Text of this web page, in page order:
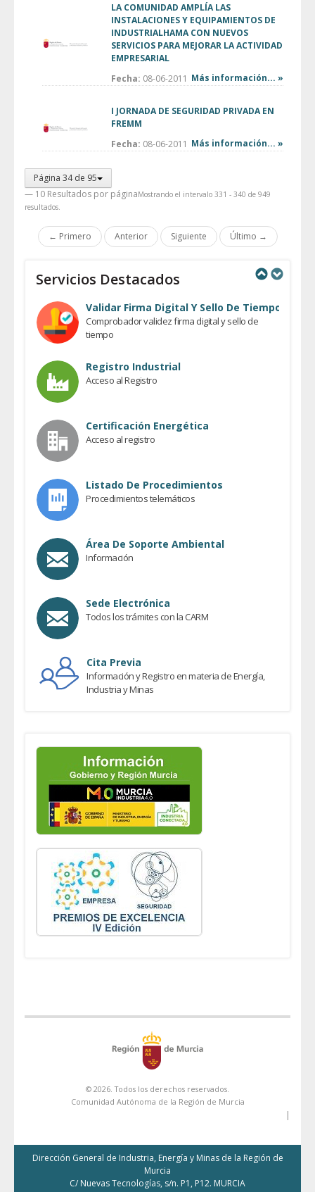
LA COMUNIDAD AMPLÍA LAS
INSTALACIONES Y EQUIPAMIENTOS DE
INDUSTRIALHAMA CON NUEVOS
SERVICIOS PARA MEJORAR LA ACTIVIDAD
EMPRESARIAL
Fecha: 08-06-2011 Más información... »
I JORNADA DE SEGURIDAD PRIVADA EN
FREMM
Fecha: 08-06-2011 Más información... »
Página 34 de 95
— 10 Resultados por páginaMostrando el intervalo 331 - 340 de 949
resultados.
← Primero Anterior Siguiente Último →
Servicios Destacados
Validar Firma Digital Y Sello De Tiempo
Comprobador validez firma digital y sello de
tiempo
Registro Industrial
Acceso al Registro
Certificación Energética
Acceso al registro
Listado De Procedimientos
Procedimientos telemáticos
Área De Soporte Ambiental
Información
Sede Electrónica
Todos los trámites con la CARM
Cita Previa
Información y Registro en materia de Energía,
Industria y Minas
Previous
© 2026. Todos los derechos reservados.
Comunidad Autónoma de la Región de Murcia
|
Dirección General de Industria, Energía y Minas de la Región de
Murcia
C/ Nuevas Tecnologías, s/n. P1, P12. MURCIA